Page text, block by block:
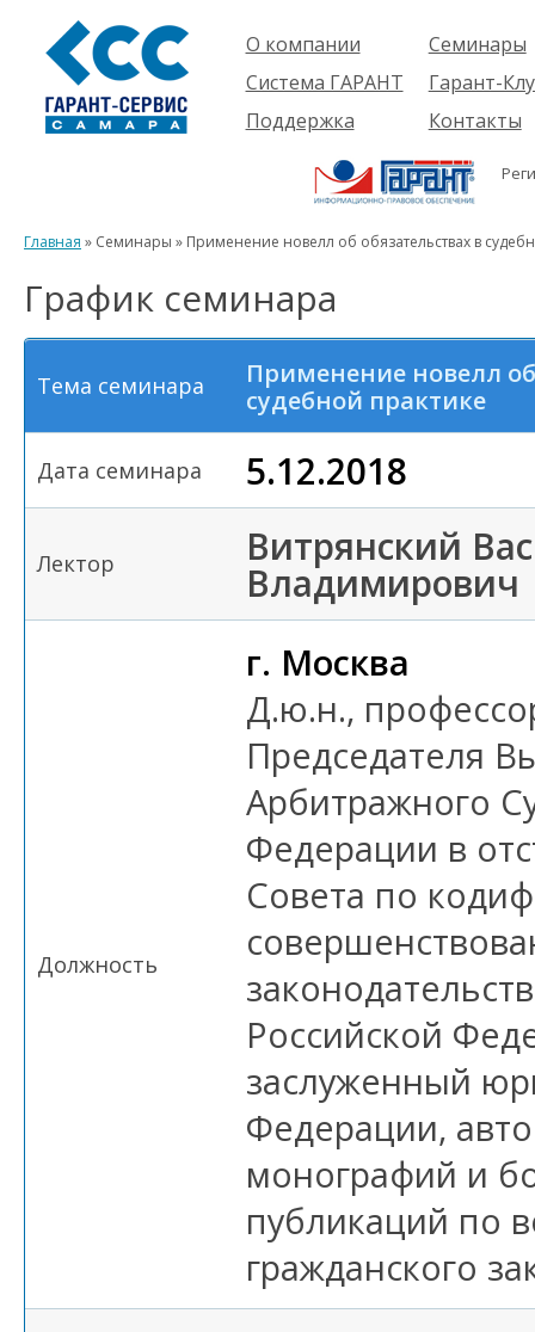
О компании
Компания
Проекты
Партнеры
Вакансии
Реквизиты
Информация
Система ГАРАНТ
О системе
решения
Комплекты
Новинки
Поддержка
Пользователям
Будущим
пользователям
Семинары
Об услуге
семинары
Гарант-
Контакты
Главная » Семинары » Применение новелл об обязательствах в
График семинара
Тема семинара
Применение новелл об
судебной практике
Дата семинара 5.12.2018
Лектор Витрянский
Владимирович
Должность
г. Москва
Д.ю.н.,
Председателя
Арбитражного
Федерации в
Совета по
Российской
заслуженный
Федерации,
монографий и
публикаций по
гражданского